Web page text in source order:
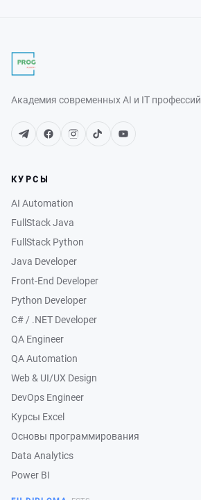
Академия современных AI и IT профессий
КУРСЫ
AI Automation
FullStack Java
FullStack Python
Java Developer
Front-End Developer
Python Developer
C# / .NET Developer
QA Engineer
QA Automation
Web & UI/UX Design
DevOps Engineer
Курсы Excel
Основы программирования
Data Analytics
Power BI